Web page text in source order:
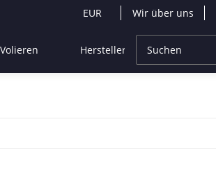
EUR Wir über uns
Volieren Hersteller